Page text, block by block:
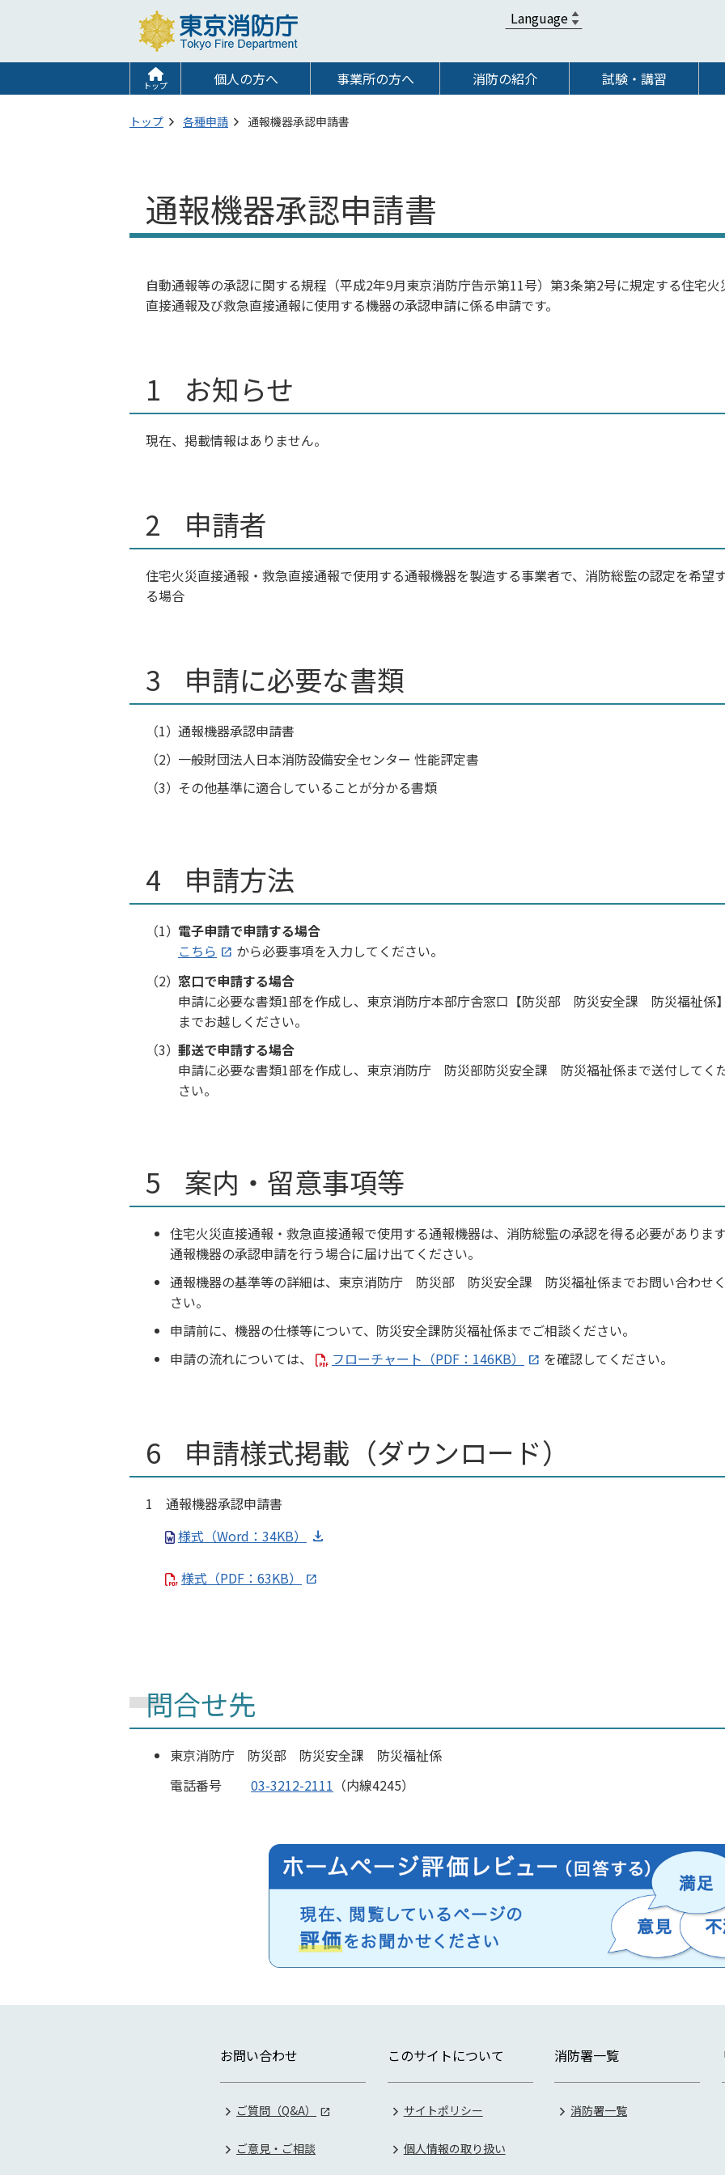
トップ 個人の方へ 事業所の方へ 消防の紹介 試験・講習
トップ 各種申請 通報機器承認申請書
通報機器承認申請書
自動通報等の承認に関する規程（平成2年9月東京消防庁告示第11号）第3条第2号に規定する住宅火
直接通報及び救急直接通報に使用する機器の承認申請に係る申請です。
お知らせ
現在、掲載情報はありません。
申請者
住宅火災直接通報・救急直接通報で使用する通報機器を製造する事業者で、消防総監の認定を希望
る場合
申請に必要な書類
通報機器承認申請書
一般財団法人日本消防設備安全センター 性能評定書
その他基準に適合していることが分かる書類
申請方法
電子申請で申請する場合
こちら
から必要事項を入力してください。
窓口で申請する場合
申請に必要な書類1部を作成し、東京消防庁本部庁舎窓口【防災部 防災安全課 防災福祉係
までお越しください。
郵送で申請する場合
申請に必要な書類1部を作成し、東京消防庁 防災部防災安全課 防災福祉係まで送付してく
さい。
案内・留意事項等
住宅火災直接通報・救急直接通報で使用する通報機器は、消防総監の承認を得る必要がありま
通報機器の承認申請を行う場合に届け出てください。
通報機器の基準等の詳細は、東京消防庁 防災部 防災安全課 防災福祉係までお問い合わせ
さい。
申請前に、機器の仕様等について、防災安全課防災福祉係までご相談ください。
申請の流れについては、
フローチャート（PDF：146KB） を確認してください。
申請様式掲載（ダウンロード）
1 通報機器承認申請書
様式（Word：34KB）
様式（PDF：63KB）
問合せ先
東京消防庁 防災部 防災安全課 防災福祉係
電話番号 03-3212-2111 （内線4245）
お問い合わせ
ご質問（Q&A）
ご意見・ご相談
このサイトについて
サイトポリシー
個人情報の取り扱い
消防署一覧
消防署一覧